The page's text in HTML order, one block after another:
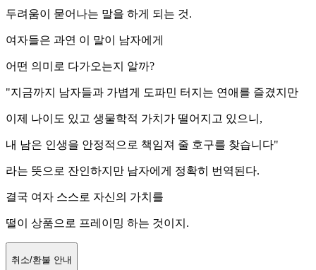
두려움이 묻어나는 말을 하게 되는 것.
여자들은 과연 이 말이 남자에게
어떤 의미로 다가오는지 알까?
"지금까지 남자들과 가볍게 도파민 터지는 연애를 즐겼지만
이제 나이도 있고 생물학적 가치가 떨어지고 있으니,
내 남은 인생을 안정적으로 책임져 줄 호구를 찾습니다"
라는 뜻으로 잔인하지만 남자에게 정확히 번역된다.
결국 여자 스스로 자신의 가치를
떨이 상품으로 프레이밍 하는 것이지.
취소/환불 안내